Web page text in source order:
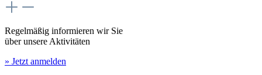
Regelmäßig informieren wir Sie
über unsere Aktivitäten
» Jetzt anmelden